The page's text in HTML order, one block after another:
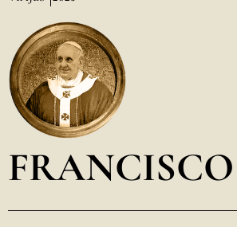
FRANCISCO